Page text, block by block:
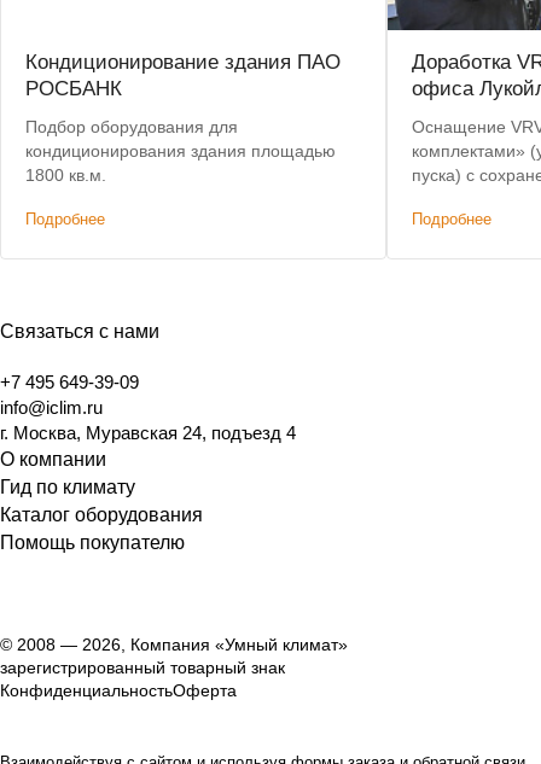
Кондиционирование здания ПАО
РОСБАНК
Подбор оборудования для
кондиционирования здания площадью
1800 кв.м.
Подробнее
Доработка
офиса
Оснащение
комплектами»
пуска) с
25% дешевле
Подробнее
Связаться с нами
+7 495 649-39-09
info@iclim.ru
г. Москва, Муравская 24, подъезд 4
О компании
Гид по климату
Каталог оборудования
Помощь покупателю
© 2008 — 2026, Компания «Умный климат»
зарегистрированный товарный знак
КонфиденциальностьОферта